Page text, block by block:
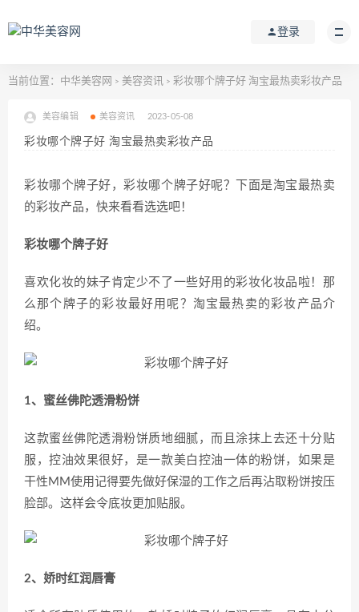
登录
当前位置： 中华美容网 > 美容资讯 > 彩妆哪个牌子好 淘宝最热卖彩妆产品
美容编辑 美容资讯 2023-05-08
彩妆哪个牌子好 淘宝最热卖彩妆产品
彩妆哪个牌子好，彩妆哪个牌子好呢？下面是淘宝最热卖
的彩妆产品，快来看看选选吧！
彩妆哪个牌子好
喜欢化妆的妹子肯定少不了一些好用的彩妆化妆品啦！那
么那个牌子的彩妆最好用呢？淘宝最热卖的彩妆产品介
绍。
1、蜜丝佛陀透滑粉饼
这款蜜丝佛陀透滑粉饼质地细腻，而且涂抹上去还十分贴
服，控油效果很好，是一款美白控油一体的粉饼，如果是
干性MM使用记得要先做好保湿的工作之后再沾取粉饼按压
脸部。这样会令底妆更加贴服。
2、娇时红润唇膏